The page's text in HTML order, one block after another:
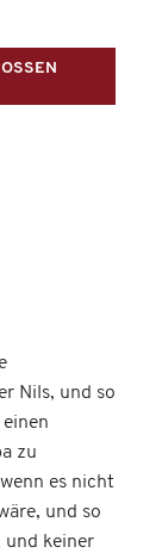
N
Nils, und so
zu
es nicht
und so
und keiner